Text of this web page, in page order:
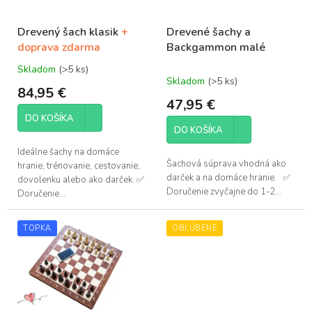
Drevený šach klasik+
doprava zdarma
Priemerné
produktu
5,0
5
hviezdičiek.
Skladom (>5 ks)
84,95 €
DO KOŠÍKA
Ideálne šachy na domáce
hranie, trénovanie, cestovanie,
dovolenku alebo ako darček. ✅
Doručenie...
Drevené šachy a
Backgammon malé
Skladom (>5 ks)
47,95 €
DO KOŠÍKA
Šachová súprava vhodná ako
darček a na domáce hranie. ✅
Doručenie zvyčajne do 1-2...
TOPKA OBĽÚBENÉ